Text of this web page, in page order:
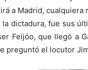
a Madrid, cualquiera
dictadura, fue sus
Feijóo, que llegó a
preguntó el locutor